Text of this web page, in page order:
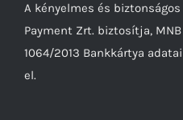
A kényelmes és
Payment Zrt. biztosítja,
1064/2013 Bankkártya
el.